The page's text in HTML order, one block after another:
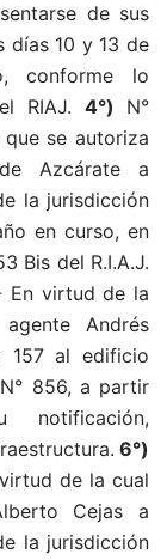
de sus
días 10 y 13 de
conforme lo
RIAJ. 4°) N°
se autoriza
Azcárate a
la jurisdicción
en curso, en
Bis del R.I.A.J.
En virtud de la
Andrés
157 al edificio
856, a partir
6°)
de la cual
Cejas a
la jurisdicción